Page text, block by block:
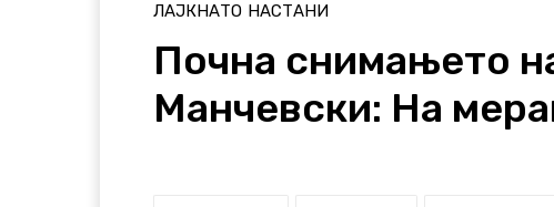
ЛАЈКНАТО НАСТАНИ
Почна снимањето
Манчевски: На